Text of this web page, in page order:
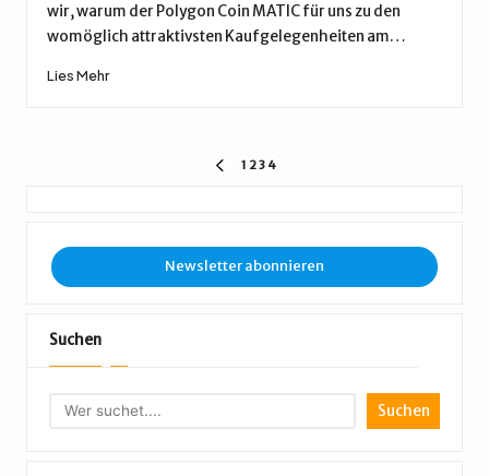
wir, warum der Polygon Coin MATIC für uns zu den
womöglich attraktivsten Kaufgelegenheiten am…
Lies Mehr
Seitennummerierung
Beiträge
VORIGE
1 23 4
Newsletter abonnieren
Suchen
Suchen